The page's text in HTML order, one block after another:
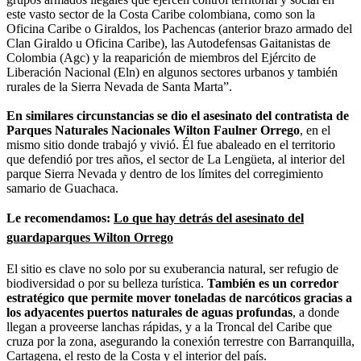
este vasto sector de la Costa Caribe colombiana, como son la
Oficina Caribe o Giraldos, los Pachencas (anterior brazo armado del
Clan Giraldo u Oficina Caribe), las Autodefensas Gaitanistas de
Colombia (Agc) y la reaparición de miembros del Ejército de
Liberación Nacional (Eln) en algunos sectores urbanos y también
rurales de la Sierra Nevada de Santa Marta”.
En similares circunstancias se dio el asesinato del contratista de
Parques Naturales Nacionales Wilton Faulner Orrego, en el
mismo sitio donde trabajó y vivió. Él fue abaleado en el territorio
que defendió por tres años, el sector de La Lengüeta, al interior del
parque Sierra Nevada y dentro de los límites del corregimiento
samario de Guachaca.
Le recomendamos: Lo que hay detrás del asesinato del
guardaparques Wilton Orrego
El sitio es clave no solo por su exuberancia natural, ser refugio de
biodiversidad o por su belleza turística. También es un corredor
estratégico que permite mover toneladas de narcóticos gracias a
los adyacentes puertos naturales de aguas profundas, a donde
llegan a proveerse lanchas rápidas, y a la Troncal del Caribe que
cruza por la zona, asegurando la conexión terrestre con Barranquilla,
Cartagena, el resto de la Costa y el interior del país.